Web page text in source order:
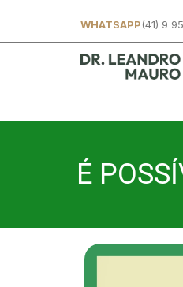
WHATSAPP(41) 9
É